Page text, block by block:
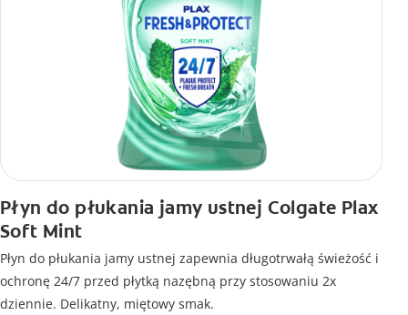
Płyn do płukania jamy ustnej Colgate Plax
Soft Mint
Płyn do płukania jamy ustnej zapewnia długotrwałą świeżość i
ochronę 24/7 przed płytką nazębną przy stosowaniu 2x
dziennie. Delikatny, miętowy smak.